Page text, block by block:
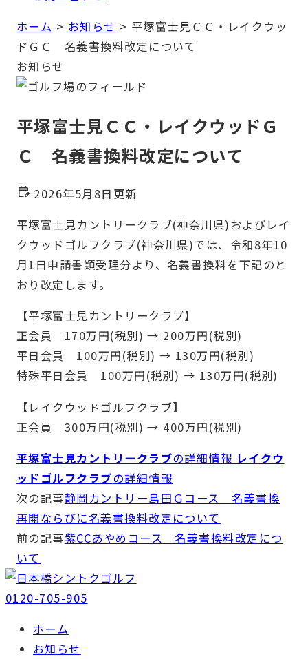
ホーム > お知らせ > 平塚富士見ＣＣ・レイクウッ
ドＧＣ 名義書換料改定について
お知らせ
平塚富士見ＣＣ・レイクウッドＧ
Ｃ 名義書換料改定について
2026年5月8日更新
平塚富士見カントリークラブ(神奈川県)およびレイ
クウッドゴルフクラブ(神奈川県)では、令和8年10
月1日申請書類受理分より、名義書換料を下記のと
おり改定します。
【平塚富士見カントリークラブ】
正会員 170万円(税別) → 200万円(税別)
平日会員 100万円(税別) → 130万円(税別)
特殊平日会員 100万円(税別) → 130万円(税別)
【レイクウッドゴルフクラブ】
正会員 300万円(税別) → 400万円(税別)
平塚富士見カントリークラブの詳細情報 レイクウ
ッドゴルフクラブの詳細情報
次の記事静岡カントリー島田Ｇコース 名義書換
再開ならびに名義書換料改定について
前の記事紫CCあやめコース 名義書換料改定につ
いて
0120-705-905
ホーム
お知らせ